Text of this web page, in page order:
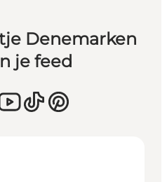
Denemarken
je feed